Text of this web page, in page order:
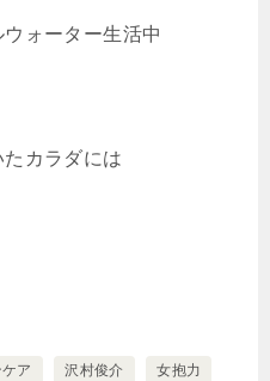
ォーター生活中
カラダには
ア 沢村俊介 女抱力